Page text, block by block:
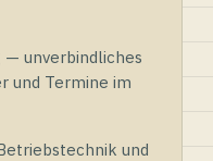
unverbindliches
und Termine im
und